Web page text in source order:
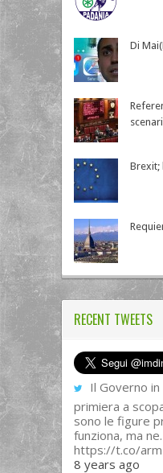
Di
Brexit;
RECENT TWEETS
Il Governo
primiera a
sono le figure
funziona, ma
https://t.co/
8 years ago